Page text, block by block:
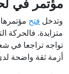
وتدخل فتح
متزايدة. فالحركة
تواجه تراجعا في
أزمة ثقة واضحة